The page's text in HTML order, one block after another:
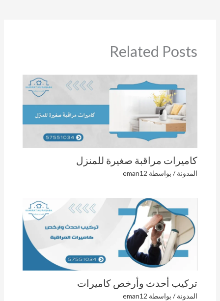
Related Posts
كاميرات مراقبة صغيرة للمنزل
المدونة / بواسطة eman12
تركيب أحدث وأرخص كاميرات
المدونة / بواسطة eman12